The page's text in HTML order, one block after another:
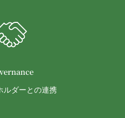
ルダーとの連携
、不具合への対応
会員からの問い合わせ対
対応
・廃止）